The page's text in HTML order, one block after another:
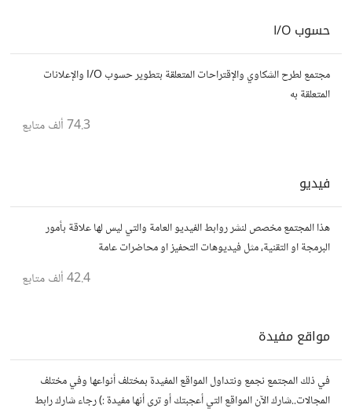
حسوب I/O
مجتمع لطرح الشكاوي والإقتراحات المتعلقة بتطوير حسوب I/O والإعلانات
المتعلقة به
74.3 ألف متابع
فيديو
هذا المجتمع مخصص لنشر روابط الفيديو العامة والتي ليس لها علاقة بأمور
البرمجة او التقنية، مثل فيديوهات التحفيز او محاضرات عامة
42.4 ألف متابع
مواقع مفيدة
في ذلك المجتمع نجمع ونتداول المواقع المفيدة بمختلف أنواعها وفي مختلف
المجالات..شارك الآن المواقع التي أعجبتك أو ترى أنها مفيدة :) رجاء شارك رابط